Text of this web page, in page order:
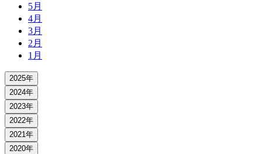
5月
4月
3月
2月
1月
2025年
2024年
2023年
2022年
2021年
2020年